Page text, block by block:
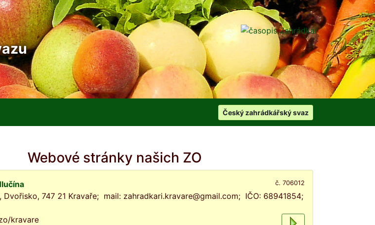
Český zahrádkářský svaz
Webové stránky našich ZO
č. 706012
Dvořisko, 747 21 Kravaře; mail: zahradkari.kravare@gmail.com; IČO: 68941854;
kravare